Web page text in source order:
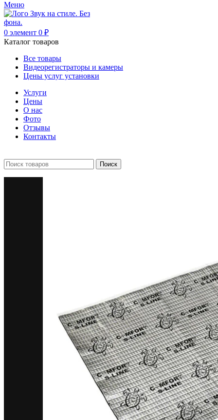
Меню
0 элемент 0 ₽
Каталог товаров
Все товары
Видеорегистраторы и камеры
Цены услуг установки
Услуги
Цены
О нас
Фото
Отзывы
Контакты
Поиск